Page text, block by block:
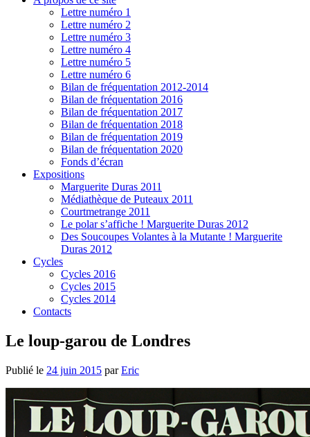
Lettre numéro 1
Lettre numéro 2
Lettre numéro 3
Lettre numéro 4
Lettre numéro 5
Lettre numéro 6
Bilan de fréquentation 2012-2014
Bilan de fréquentation 2016
Bilan de fréquentation 2017
Bilan de fréquentation 2018
Bilan de fréquentation 2019
Bilan de fréquentation 2020
Fonds d’écran
Expositions
Marguerite Duras 2011
Médiathèque de Puteaux 2011
Courtmetrange 2011
Le polar s’affiche ! Marguerite Duras 2012
Des Soucoupes Volantes à la Mutante ! Marguerite
Duras 2012
Cycles
Cycles 2016
Cycles 2015
Cycles 2014
Contacts
Le loup-garou de Londres
Publié le 24 juin 2015 parEric